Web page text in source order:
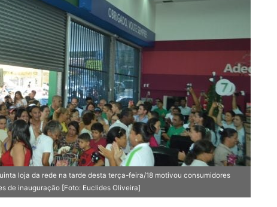
loja da rede na tarde desta terça-feira/18 motivou consumidores
de inauguração [Foto: Euclides Oliveira]